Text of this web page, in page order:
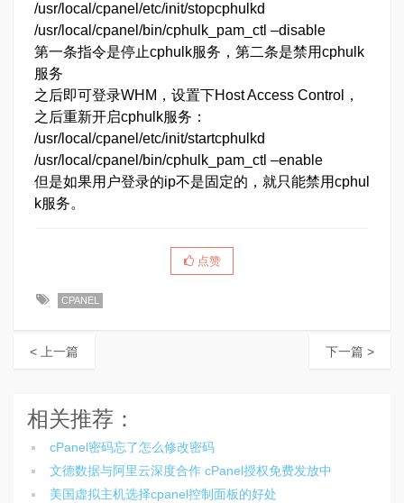
/usr/local/cpanel/etc/init/stopcphulkd
/usr/local/cpanel/bin/cphulk_pam_ctl –disable
第一条指令是停止cphulk服务，第二条是禁用cphulk
服务
之后即可登录WHM，设置下Host Access Control，
之后重新开启cphulk服务：
/usr/local/cpanel/etc/init/startcphulkd
/usr/local/cpanel/bin/cphulk_pam_ctl –enable
但是如果用户登录的ip不是固定的，就只能禁用cphul
k服务。
点赞
CPANEL
< 上一篇 下一篇 >
相关推荐：
cPanel密码忘了怎么修改密码
文德数据与阿里云深度合作 cPanel授权免费发放中
美国虚拟主机选择cpanel控制面板的好处